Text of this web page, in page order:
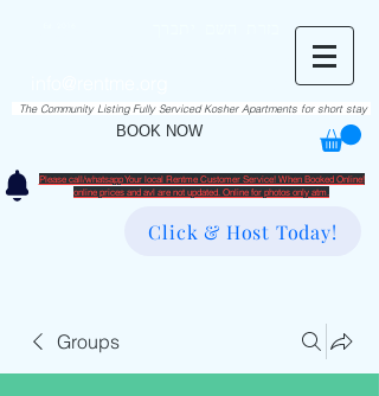
BOOK NOW
The Community Listing Fully Serviced Kosher Apartments for short stay
Please call/whatsapp Your local Rentme Customer Service! When Booked Online!
​online prices and avl are not updated. Online for photos only atm.
Click & Host Today!
Groups